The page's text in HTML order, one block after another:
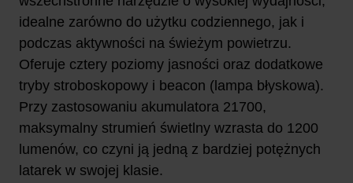
idealne zarówno do użytku codziennego, jak i
podczas aktywności na świeżym powietrzu.
Oferuje cztery poziomy jasności oraz dodatkowe
tryby stroboskopowy i beacon (lampa błyskowa).
Przy zastosowaniu akumulatora 21700,
maksymalny strumień świetlny wzrasta do 1200
lumenów, co czyni ją jedną z bardziej potężnych
latarek w swojej klasie.